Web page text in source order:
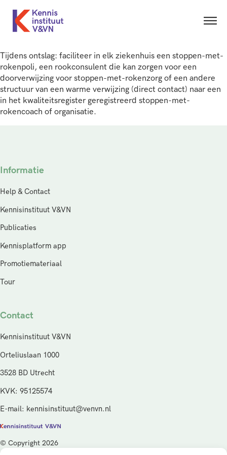
Tijdens ontslag: faciliteer in elk ziekenhuis een stoppen-met-
rokenpoli, een rookconsulent die kan zorgen voor een
doorverwijzing voor stoppen-met-rokenzorg of een andere
structuur van een warme verwijzing (direct contact) naar een
in het kwaliteitsregister geregistreerd stoppen-met-
rokencoach of organisatie.
Informatie
Help & Contact
Kennisinstituut V&VN
Publicaties
Kennisplatform app
Promotiemateriaal
Tour
Contact
Kennisinstituut V&VN
Orteliuslaan 1000
3528 BD Utrecht
KVK: 95125574
E-mail: kennisinstituut@venvn.nl
© Copyright 2026